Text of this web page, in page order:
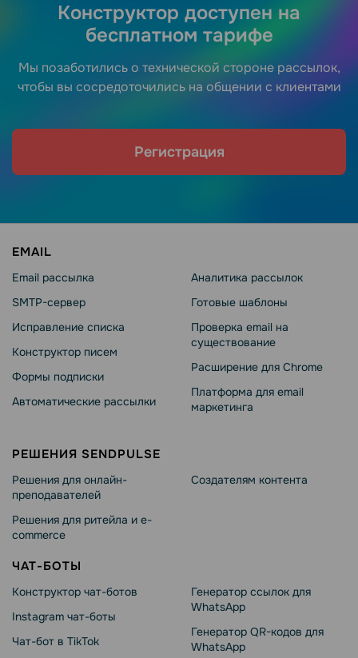
Конструктор доступен на
бесплатном тарифе
Мы позаботились о технической стороне рассылок,
чтобы вы сосредоточились на общении с клиентами
Регистрация
EMAIL
Email рассылка
SMTP-сервер
Исправление списка
Конструктор писем
Формы подписки
Автоматические рассылки
Аналитика рассылок
Готовые шаблоны
Проверка email на
существование
Расширение для Chrome
Платформа для email
маркетинга
РЕШЕНИЯ SENDPULSE
Решения для онлайн-
преподавателей
Решения для ритейла и e-
commerce
Создателям контента
ЧАТ-БОТЫ
Конструктор чат-ботов
Instagram чат-боты
Чат-бот в TikTok
Генератор ссылок для
WhatsApp
Генератор QR-кодов для
WhatsApp